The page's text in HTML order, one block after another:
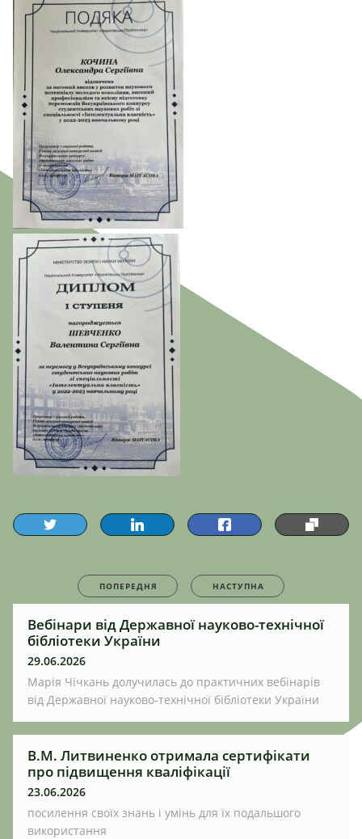
ПОПЕРЕДНЯ НАСТУПНА
Вебінари від Державної науково-технічної
бібліотеки України
29.06.2026
Марія Чічкань долучилась до практичних вебінарів
від Державної науково-технічної бібліотеки України
В.М. Литвиненко отримала сертифікати
про підвищення кваліфікації
23.06.2026
посилення своїх знань і умінь для їх подальшого
використання